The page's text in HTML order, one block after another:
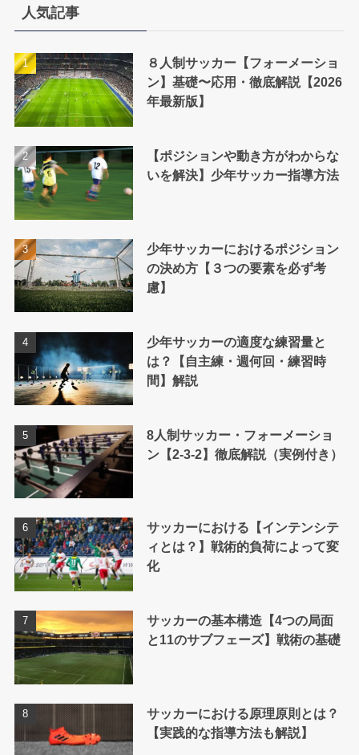
ー
人気記事
８人制サッカー【フォーメーショ
ン】基礎〜応用・徹底解説【2026
年最新版】
【ポジションや動き方がわからな
いを解決】少年サッカー指導方法
少年サッカーにおけるポジション
の決め方【３つの要素を必ず考
慮】
少年サッカーの適度な練習量と
は？【自主練・週何回・練習時
間】解説
8人制サッカー・フォーメーショ
ン【2-3-2】徹底解説（実例付き）
サッカーにおける【インテンシテ
ィとは？】戦術的負荷によって変
化
サッカーの基本構造【4つの局面
と11のサブフェーズ】戦術の基礎
サッカーにおける原理原則とは？
【実践的な指導方法も解説】